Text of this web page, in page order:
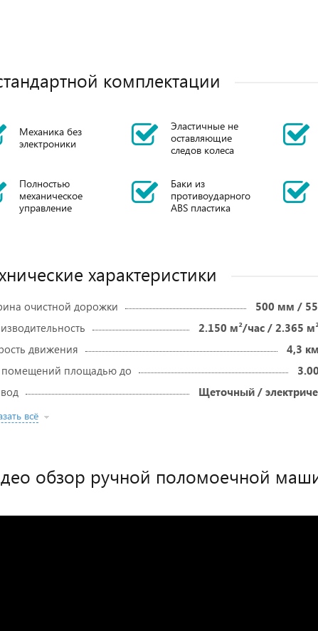
комплектации
Механика без
электроники
Эластичные не
оставляющие
следов колеса
Полностью
механическое
управление
Баки из
противоударного
ABS пластика
характеристики
очистной дорожки
500 мм /
2.150 м²/час / 2.365
движения
4,3
площадью до
Щеточный /
всё
обзор ручной поломоечной